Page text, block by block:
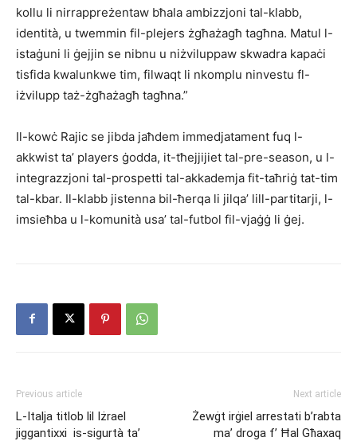
kollu li nirrappreżentaw bħala ambizzjoni tal-klabb,
identità, u twemmin fil-plejers żgħażagħ tagħna. Matul l-
istaġuni li ġejjin se nibnu u niżviluppaw skwadra kapaċi
tisfida kwalunkwe tim, filwaqt li nkomplu ninvestu fl-
iżvilupp taż-żgħażagħ tagħna.”
Il-kowċ Rajic se jibda jaħdem immedjatament fuq l-
akkwist ta’ players ġodda, it-tħejjijiet tal-pre-season, u l-
integrazzjoni tal-prospetti tal-akkademja fit-taħriġ tat-tim
tal-kbar. Il-klabb jistenna bil-ħerqa li jilqa’ lill-partitarji, l-
imsieħba u l-komunità usa’ tal-futbol fil-vjaġġ li ġej.
Previous article
L-Italja titlob lil Iżrael
jiggantixxi is-sigurtà ta’
Next article
Żewġt irġiel arrestati b’rabta
ma’ droga f’ Ħal Għaxaq